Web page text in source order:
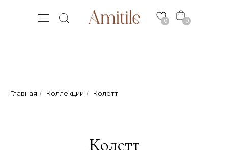
0
0
Главная / Коллекции / Колетт
Колетт